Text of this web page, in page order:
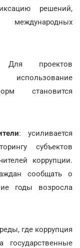
решений,
проектов
использование
становится
: усиливается
субъектов
коррупции.
сообщать о
годы возросла
где коррупция
государственные